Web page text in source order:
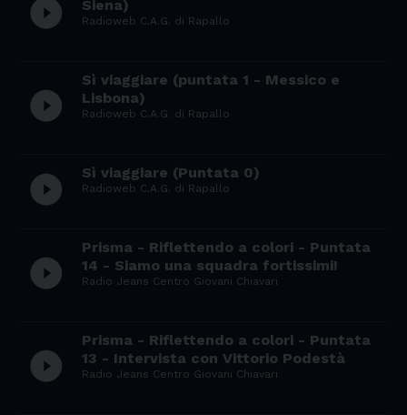
play_circle_filled
Siena)
Radioweb C.A.G. di Rapallo
play_circle_filled
Sì viaggiare (puntata 1 - Messico e
Lisbona)
Radioweb C.A.G. di Rapallo
play_circle_filled Sì viaggiare (Puntata 0)
Radioweb C.A.G. di Rapallo
play_circle_filled
Prisma - Riflettendo a colori - Puntata
14 - Siamo una squadra fortissimi!
Radio Jeans Centro Giovani Chiavari
play_circle_filled
Prisma - Riflettendo a colori - Puntata
13 - Intervista con Vittorio Podestà
Radio Jeans Centro Giovani Chiavari